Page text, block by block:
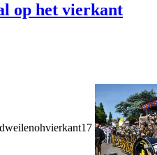
op het vierkant